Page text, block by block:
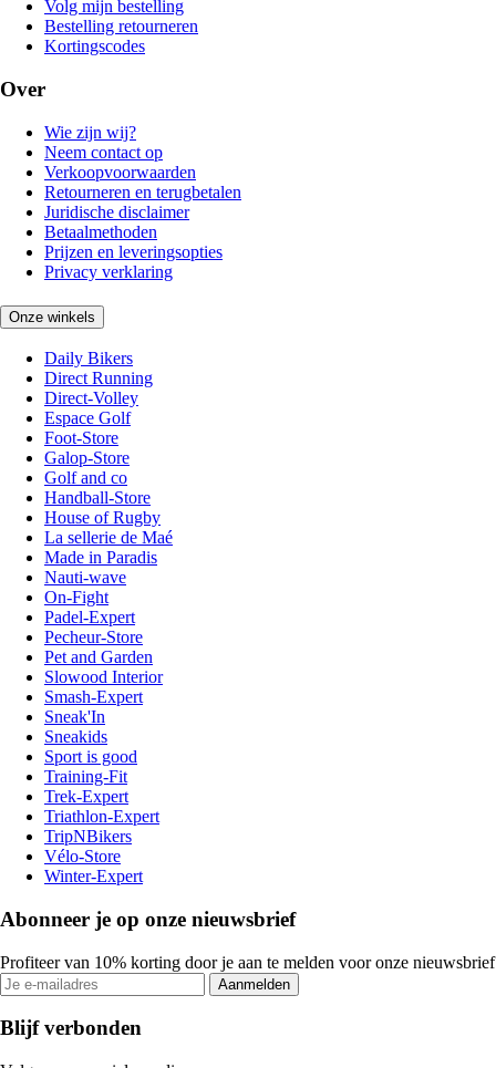
Volg mijn bestelling
Bestelling retourneren
Kortingscodes
Over
Wie zijn wij?
Neem contact op
Verkoopvoorwaarden
Retourneren en terugbetalen
Juridische disclaimer
Betaalmethoden
Prijzen en leveringsopties
Privacy verklaring
Onze winkels
Daily Bikers
Direct Running
Direct-Volley
Espace Golf
Foot-Store
Galop-Store
Golf and co
Handball-Store
House of Rugby
La sellerie de Maé
Made in Paradis
Nauti-wave
On-Fight
Padel-Expert
Pecheur-Store
Pet and Garden
Slowood Interior
Smash-Expert
Sneak'In
Sneakids
Sport is good
Training-Fit
Trek-Expert
Triathlon-Expert
TripNBikers
Vélo-Store
Winter-Expert
Abonneer je op onze nieuwsbrief
Profiteer van 10% korting door je aan te melden voor onze nieuwsbrief
Aanmelden
Blijf verbonden